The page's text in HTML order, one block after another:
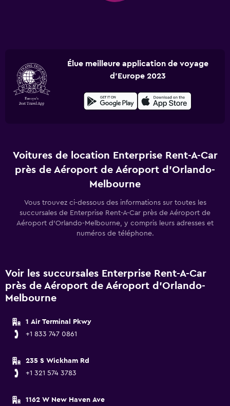
Élue meilleure application de voyage
d'Europe 2023
Voitures de location Enterprise Rent-A-Car
près de Aéroport de Aéroport d'Orlando-
Melbourne
Vous trouvez ci-dessous des informations sur toutes les
succursales de Enterprise Rent-A-Car près de Aéroport de
Aéroport d'Orlando-Melbourne, y compris leurs adresses et
numéros de téléphone.
Voir les succursales Enterprise Rent-A-Car
près de Aéroport de Aéroport d'Orlando-
Melbourne
1 Air Terminal Pkwy
+1 833 747 0861
235 S Wickham Rd
+1 321 574 3783
1162 W New Haven Ave